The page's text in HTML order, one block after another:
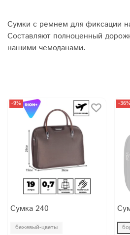
Сумки с ремнем для фиксации
Составляют полноценный
нашими чемоданами.
-9%
Сумка 240
бежевый-цветы
-36%